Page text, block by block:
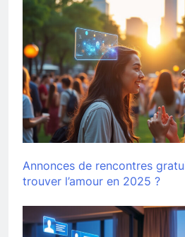
Annonces de rencontres
trouver l’amour en 2025 ?